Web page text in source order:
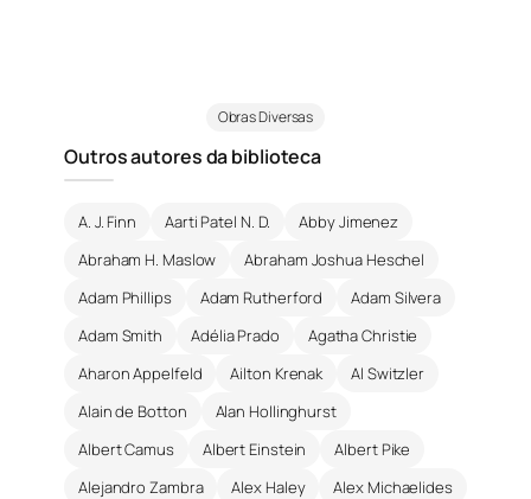
Obras Diversas
Outros autores da biblioteca
A. J. Finn Aarti Patel N. D.
Abby Jimenez
Abraham H. Maslow
Abraham Joshua Heschel
Adam Phillips
Adam Rutherford
Adam Silvera
Adam Smith
Adélia Prado
Agatha Christie
Aharon Appelfeld
Ailton Krenak
Al Switzler
Alain de Botton
Alan Hollinghurst
Albert Camus
Albert Einstein
Albert Pike
Alejandro Zambra
Alex Haley Alex Michaelides